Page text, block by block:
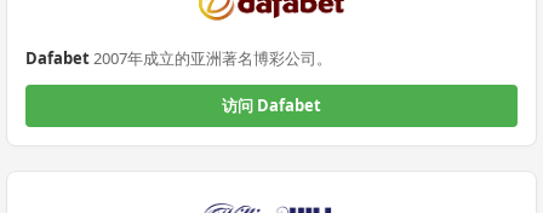
Dafabet2007年成立的亚洲著名博彩公司。
访问 Dafabet